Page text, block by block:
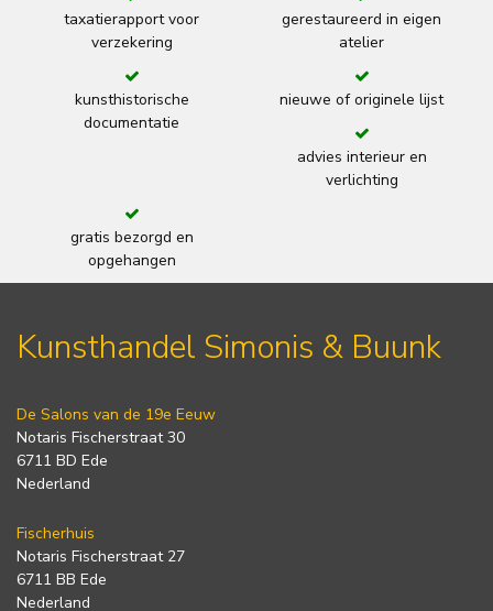
taxatierapport voor
verzekering
gerestaureerd in eigen
atelier
kunsthistorische
documentatie
nieuwe of originele lijst
advies interieur en
verlichting
gratis bezorgd en
opgehangen
Kunsthandel Simonis & Buunk
De Salons van de 19e Eeuw
Notaris Fischerstraat 30
6711 BD Ede
Nederland
Fischerhuis
Notaris Fischerstraat 27
6711 BB Ede
Nederland